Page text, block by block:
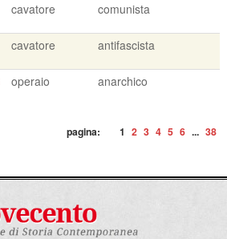
cavatore comunista
cavatore antifascista
operaio anarchico
pagina: 1 2 3 4 5 6 ... 38